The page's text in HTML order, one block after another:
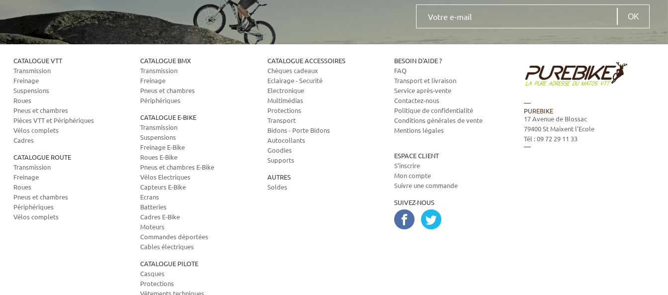
Votre
mail
CATALOGUE VTT
Transmission
Freinage
Suspensions
Roues
Pneus et chambres
Pièces VTT et Périphériques
Vélos complets
Cadres
CATALOGUE ROUTE
Transmission
Freinage
Roues
Pneus et chambres
Périphériques
Vélos complets
CATALOGUE BMX
Transmission
Freinage
Pneus et chambres
Périphériques
CATALOGUE E-BIKE
Transmission
Suspensions
Freinage E-Bike
Roues E-Bike
Pneus et chambres E-Bike
Vélos Electriques
Capteurs E-Bike
Ecrans
Batteries
Cadres E-Bike
Moteurs
Commandes déportées
Cables électriques
CATALOGUE PILOTE
Casques
Protections
Vêtements techniques
CATALOGUE ACCESSOIRES
Chèques cadeaux
Eclairage - Securité
Electronique
Multimédias
Protections
Transport
Bidons - Porte Bidons
Autocollants
Goodies
Supports
AUTRES
Soldes
BESOIN D'AIDE ?
FAQ
Transport et livraison
Service après-vente
Contactez-nous
Politique de confidentialité
Conditions générales de vente
Mentions légales
ESPACE CLIENT
S’inscrire
Mon compte
Suivre une commande
SUIVEZ-NOUS
PUREBIKE
17 Avenue de Blossac
79400St Maixent l'Ecole
Tél :09 72 29 11 33